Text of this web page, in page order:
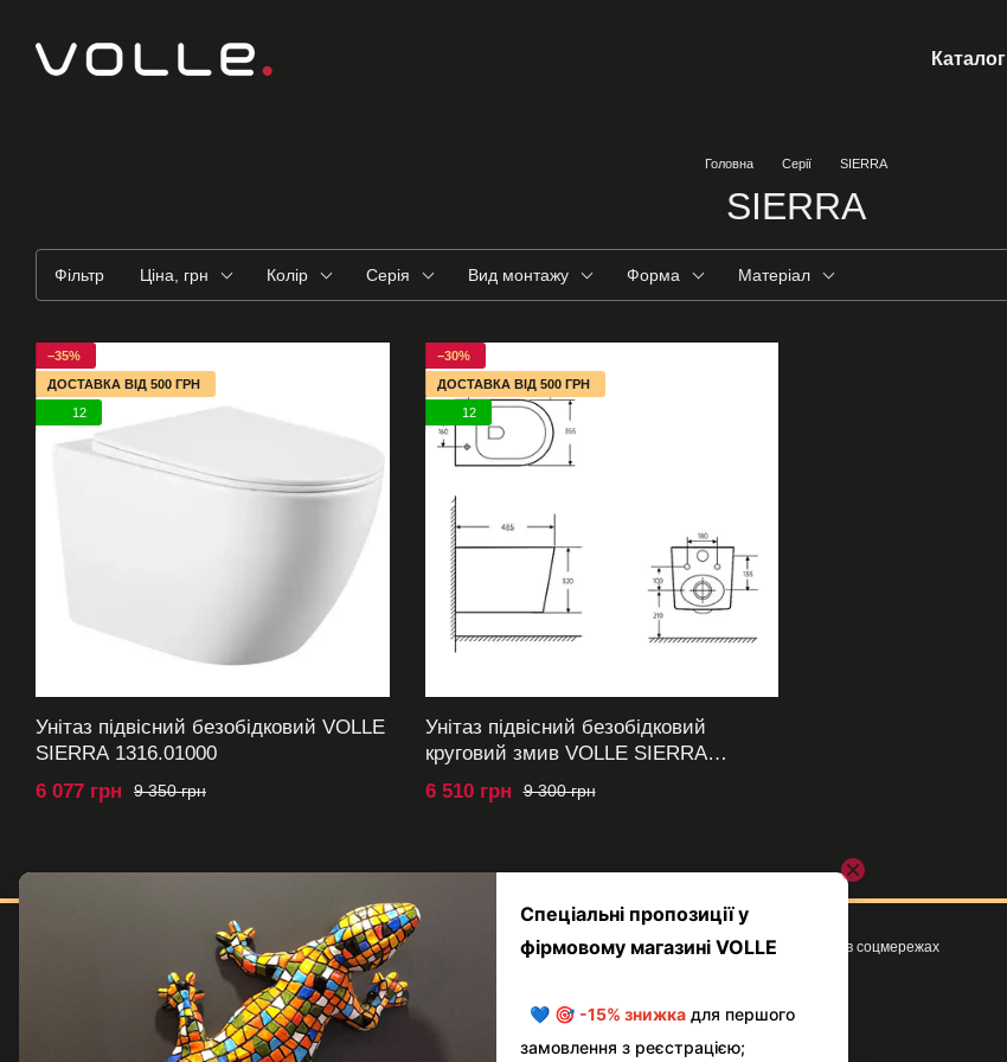
Каталог
Головна Серії SIERRA
SIERRA
Фільтр Ціна, грн Колір Серія Вид монтажу Форма Матеріал
−35%
ДОСТАВКА ВІД 500 ГРН
12
Унітаз підвісний безобідковий VOLLE
SIERRA 1316.01000
9 350 грн
6 077 грн
−30%
ДОСТАВКА ВІД 500 ГРН
12
Унітаз підвісний безобідковий
круговий змив VOLLE SIERRA
1316.001007
9 300 грн
6 510 грн
© volle.ua, 2026, ТОВ
Меню
Каталог
Серії
Кольори
Клієнтам
Про магазин VOLLE
Умови використання сайту
Ми в соцмережах